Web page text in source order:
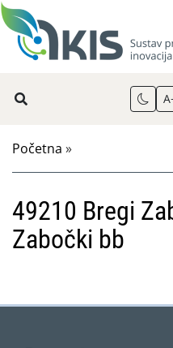
Početna »
49210 Bregi
Zabočki bb